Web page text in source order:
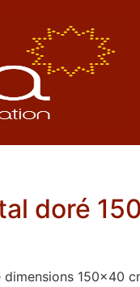
doré
150×40